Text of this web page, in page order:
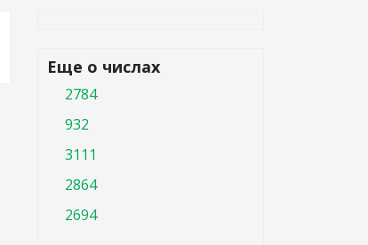
Еще о числах
2784
932
3111
2864
2694